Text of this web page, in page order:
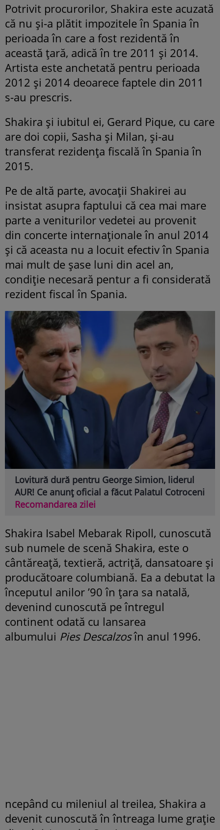
Potrivit procurorilor, Shakira este acuzată
că nu și-a plătit impozitele în Spania în
perioada în care a fost rezidentă în
această țară, adică în tre 2011 și 2014.
Artista este anchetată pentru perioada
2012 și 2014 deoarece faptele din 2011
s-au prescris.
Shakira și iubitul ei, Gerard Pique, cu care
are doi copii, Sasha și Milan, și-au
transferat rezidența fiscală în Spania în
2015.
Pe de altă parte, avocații Shakirei au
insistat asupra faptului că cea mai mare
parte a veniturilor vedetei au provenit
din concerte internaționale în anul 2014
și că aceasta nu a locuit efectiv în Spania
mai mult de șase luni din acel an,
condiție necesară pentur a fi considerată
rezident fiscal în Spania.
Lovitură dură pentru George Simion, liderul
AUR! Ce anunț oficial a făcut Palatul Cotroceni
Recomandarea zilei
Shakira Isabel Mebarak Ripoll, cunoscută
sub numele de scenă Shakira, este o
cântăreață, textieră, actriță, dansatoare și
producătoare columbiană. Ea a debutat la
începutul anilor ’90 în țara sa natală,
devenind cunoscută pe întregul
continent odată cu lansarea
albumului Pies Descalzosîn anul 1996.
ncepând cu mileniul al treilea, Shakira a
devenit cunoscută în întreaga lume grație